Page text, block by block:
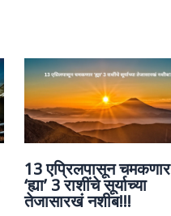
13 एप्रिलपासून चमकणार
‘ह्या’ 3 राशींचे सूर्याच्या
तेजासारखं नशीब!!!